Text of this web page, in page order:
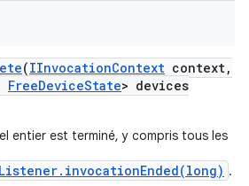
(IInvocationContext context,
FreeDeviceState> devices
entier est terminé, y compris tous les
.